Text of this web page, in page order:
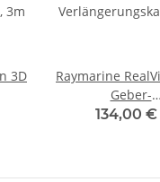
3D
Raymarine
Geber-
134,00 €